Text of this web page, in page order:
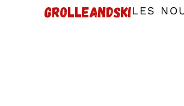
GROLLEANDSKILES